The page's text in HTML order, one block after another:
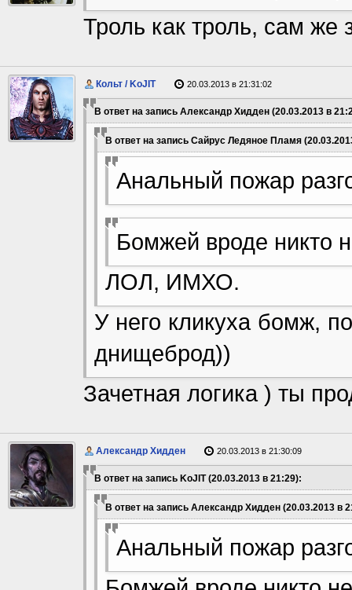
Троль как троль, сам же
Кольт / KoJIT 20.03.2013 в 21:31:02
В ответ на запись Александр Хидден (20.03.2013 в
В ответ на запись Сайрус Ледяное Пламя
Анальный пожар
Бомжей вроде никто
ЛОЛ, ИМХО.
У него кликуха бомж,
днищеброд))
Зачетная логика ) ты
Александр Хидден 20.03.2013 в 21:30:09
В ответ на запись KoJIT (20.03.2013 в 21:29):
В ответ на запись Александр Хидден (20.03.2013 в
Анальный пожар